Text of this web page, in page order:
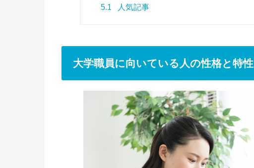
5.1 人気記事
大学職員に向いている人の性格と特性